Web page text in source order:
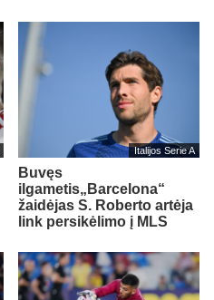
Italijos Serie A
Buvęs
ilgametis„Barcelona“
žaidėjas S. Roberto artėja
link persikėlimo į MLS